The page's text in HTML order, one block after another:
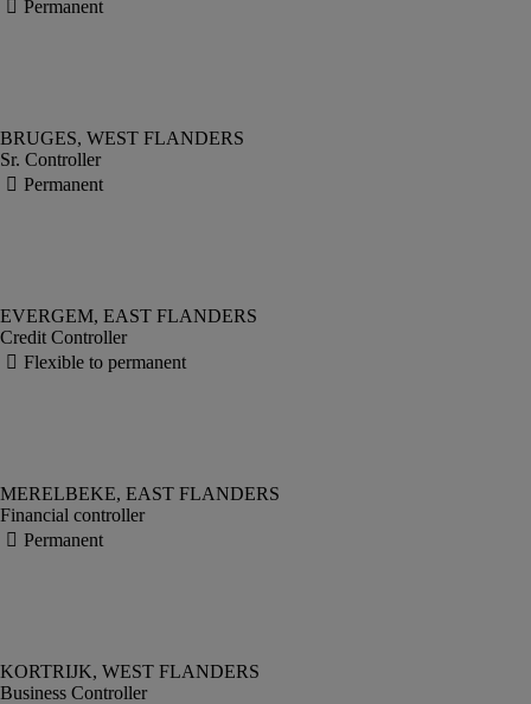
Sr. Controller
Credit Controller
Financial controller
Business Controller